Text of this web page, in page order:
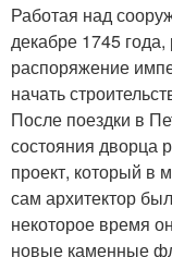
Работая над
декабре 1745
распоряжение
начать
После поездки в
состояния дворца
проект, который в
сам архитектор
некоторое время
новые каменные